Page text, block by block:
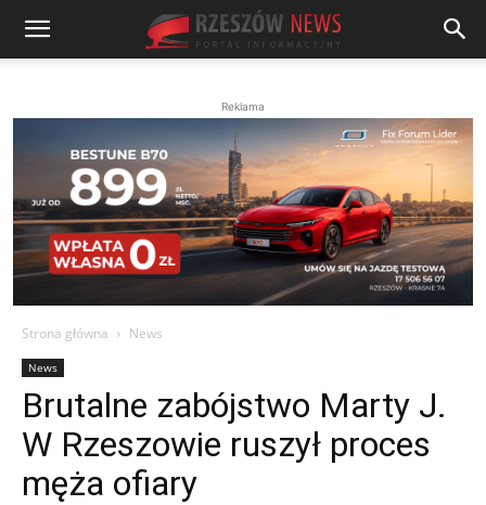
Reklama
Strona główna News
News
Brutalne zabójstwo Marty J.
W Rzeszowie ruszył proces
męża ofiary